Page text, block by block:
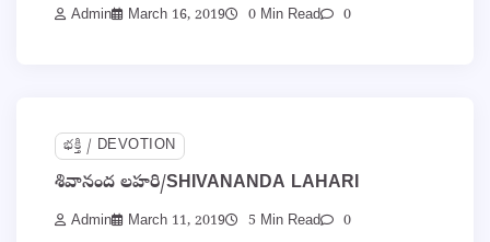
Admin March 16, 2019 0 Min Read 0
భక్తి / DEVOTION
శివానంద లహరి/SHIVANANDA LAHARI
Admin March 11, 2019 5 Min Read 0